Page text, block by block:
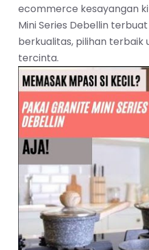
ecommerce kesayangan
Mini Series Debellin
berkualitas, pilihan terbaik
tercinta.